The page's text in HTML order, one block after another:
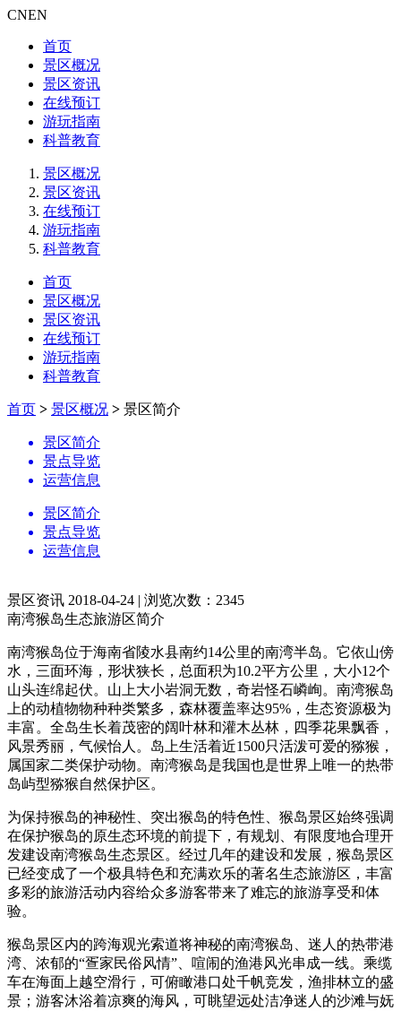
CNEN
首页
景区概况
景区资讯
在线预订
游玩指南
科普教育
景区概况
景区资讯
在线预订
游玩指南
科普教育
首页
景区概况
景区资讯
在线预订
游玩指南
科普教育
首页 > 景区概况 > 景区简介
景区简介
景点导览
运营信息
景区简介
景点导览
运营信息
景区资讯 2018-04-24 | 浏览次数：2345
南湾猴岛生态旅游区简介
南湾猴岛位于海南省陵水县南约14公里的南湾半岛。它依山傍
水，三面环海，形状狭长，总面积为10.2平方公里，大小12个
山头连绵起伏。山上大小岩洞无数，奇岩怪石嶙峋。南湾猴岛
上的动植物物种种类繁多，森林覆盖率达95%，生态资源极为
丰富。全岛生长着茂密的阔叶林和灌木丛林，四季花果飘香，
风景秀丽，气候怡人。岛上生活着近1500只活泼可爱的猕猴，
属国家二类保护动物。南湾猴岛是我国也是世界上唯一的热带
岛屿型猕猴自然保护区。
为保持猴岛的神秘性、突出猴岛的特色性、猴岛景区始终强调
在保护猴岛的原生态环境的前提下，有规划、有限度地合理开
发建设南湾猴岛生态景区。经过几年的建设和发展，猴岛景区
已经变成了一个极具特色和充满欢乐的著名生态旅游区，丰富
多彩的旅游活动内容给众多游客带来了难忘的旅游享受和体
验。
猴岛景区内的跨海观光索道将神秘的南湾猴岛、迷人的热带港
湾、浓郁的“疍家民俗风情”、喧闹的渔港风光串成一线。乘缆
车在海面上越空滑行，可俯瞰港口处千帆竞发，渔排林立的盛
景；游客沐浴着凉爽的海风，可眺望远处洁净迷人的沙滩与妩